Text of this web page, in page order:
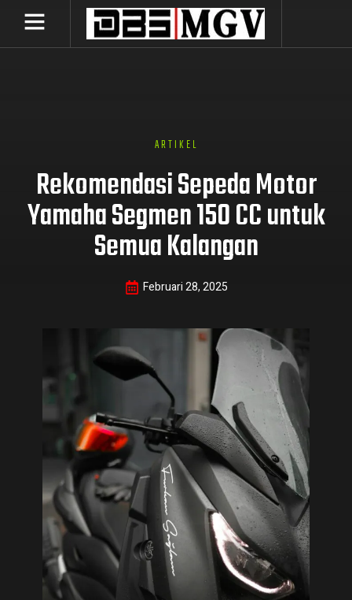
ARTIKEL
Rekomendasi Sepeda Motor
Yamaha Segmen 150 CC untuk
Semua Kalangan
Februari 28, 2025